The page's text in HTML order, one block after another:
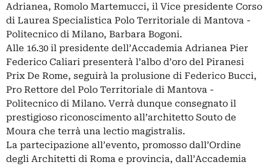
Adrianea, Romolo Martemucci, il Vice presidente Corso
di Laurea Specialistica Polo Territoriale di Mantova -
Politecnico di Milano, Barbara Bogoni.
Alle 16.30 il presidente dell’Accademia Adrianea Pier
Federico Caliari presenterà l’albo d’oro del Piranesi
Prix De Rome, seguirà la prolusione di Federico Bucci,
Pro Rettore del Polo Territoriale di Mantova -
Politecnico di Milano. Verrà dunque consegnato il
prestigioso riconoscimento all’architetto Souto de
Moura che terrà una lectio magistralis.
La partecipazione all’evento, promosso dall’Ordine
degli Architetti di Roma e provincia, dall’Accademia